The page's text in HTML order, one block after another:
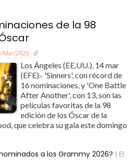
de la 98
Mar/2026
Los Ángeles (EE.UU.), 14 mar
(EFE).- 'Sinners', con récord de
16 nominaciones, y 'One Battle
After Another', con 13, son las
películas favoritas de la 98
edición de los Óscar de la
que celebra su gala este domingo
a los Grammy 2026? | El